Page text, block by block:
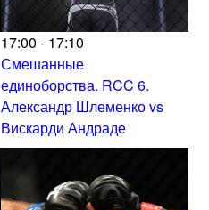
17:00 - 17:10
Смешанные
единоборства. RCC 6.
Александр Шлеменко vs
Вискарди Андраде